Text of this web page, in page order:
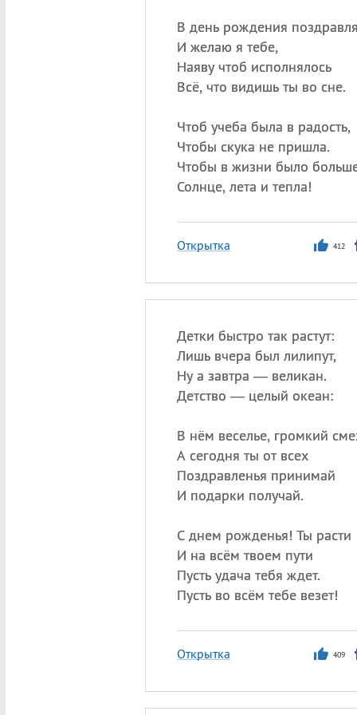
В день рождения
И желаю я тебе,
Наяву чтоб исполнялось
Всё, что видишь ты во сне.
Чтоб учеба была в радость,
Чтобы скука не пришла.
Чтобы в жизни было
Солнце, лета и тепла!
Открытка 412
Детки быстро так растут:
Лишь вчера был лилипут,
Ну а завтра — великан.
Детство — целый океан:
В нём веселье, громкий
А сегодня ты от всех
Поздравленья принимай
И подарки получай.
С днем рожденья! Ты расти
И на всём твоем пути
Пусть удача тебя ждет.
Пусть во всём тебе везет!
Открытка 409